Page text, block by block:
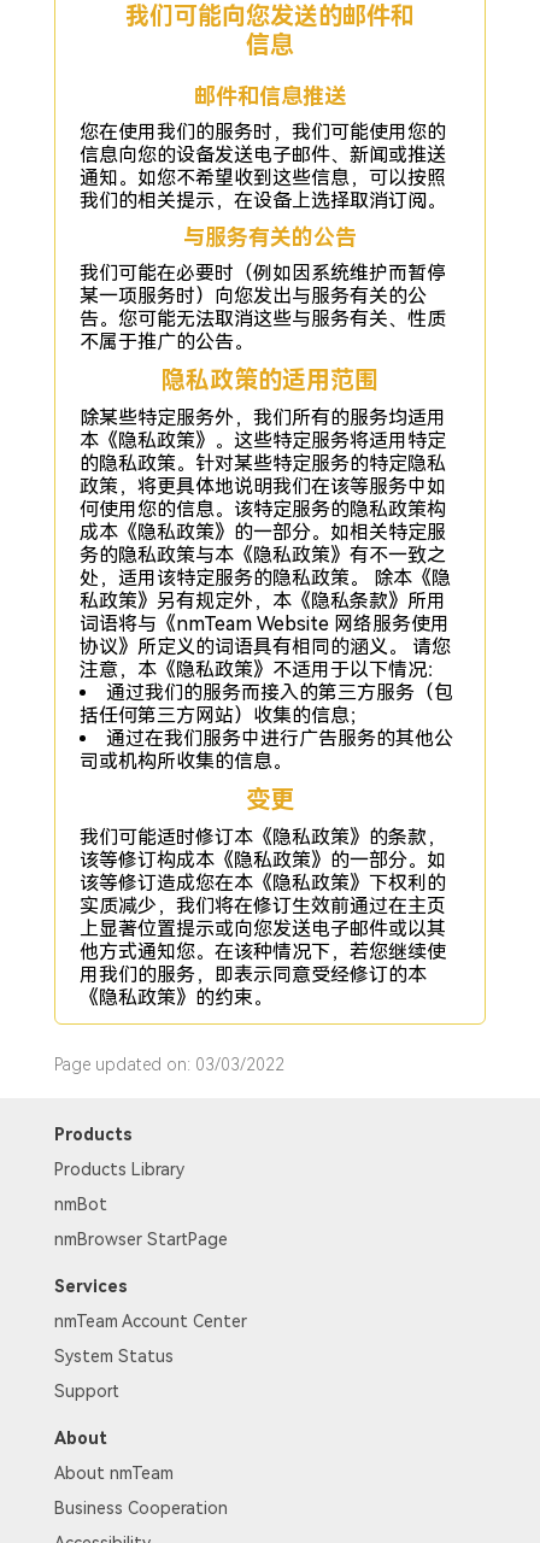
我们可能向您发送的邮件和
信息
邮件和信息推送
您在使用我们的服务时，我们可能使用您的
信息向您的设备发送电子邮件、新闻或推送
通知。如您不希望收到这些信息，可以按照
我们的相关提示，在设备上选择取消订阅。
与服务有关的公告
我们可能在必要时（例如因系统维护而暂停
某一项服务时）向您发出与服务有关的公
告。您可能无法取消这些与服务有关、性质
不属于推广的公告。
隐私政策的适用范围
除某些特定服务外，我们所有的服务均适用
本《隐私政策》。这些特定服务将适用特定
的隐私政策。针对某些特定服务的特定隐私
政策，将更具体地说明我们在该等服务中如
何使用您的信息。该特定服务的隐私政策构
成本《隐私政策》的一部分。如相关特定服
务的隐私政策与本《隐私政策》有不一致之
处，适用该特定服务的隐私政策。 除本《隐
私政策》另有规定外，本《隐私条款》所用
词语将与《nmTeam Website 网络服务使用
协议》所定义的词语具有相同的涵义。 请您
注意，本《隐私政策》不适用于以下情况：
通过我们的服务而接入的第三方服务（包
括任何第三方网站）收集的信息；
通过在我们服务中进行广告服务的其他公
司或机构所收集的信息。
变更
我们可能适时修订本《隐私政策》的条款，
该等修订构成本《隐私政策》的一部分。如
该等修订造成您在本《隐私政策》下权利的
实质减少，我们将在修订生效前通过在主页
上显著位置提示或向您发送电子邮件或以其
他方式通知您。在该种情况下，若您继续使
用我们的服务，即表示同意受经修订的本
《隐私政策》的约束。
Page updated on: 03/03/2022
Products
Products Library
nmBot
nmBrowser StartPage
Services
nmTeam Account Center
System Status
Support
About
About nmTeam
Business Cooperation